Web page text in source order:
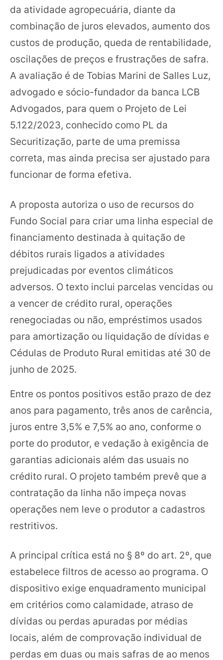
da atividade agropecuária, diante da
combinação de juros elevados, aumento dos
custos de produção, queda de rentabilidade,
oscilações de preços e frustrações de safra.
A avaliação é de Tobias Marini de Salles Luz,
advogado e sócio-fundador da banca LCB
Advogados, para quem o Projeto de Lei
5.122/2023, conhecido como PL da
Securitização, parte de uma premissa
correta, mas ainda precisa ser ajustado para
funcionar de forma efetiva.
A proposta autoriza o uso de recursos do
Fundo Social para criar uma linha especial de
financiamento destinada à quitação de
débitos rurais ligados a atividades
prejudicadas por eventos climáticos
adversos. O texto inclui parcelas vencidas ou
a vencer de crédito rural, operações
renegociadas ou não, empréstimos usados
para amortização ou liquidação de dívidas e
Cédulas de Produto Rural emitidas até 30 de
junho de 2025.
Entre os pontos positivos estão prazo de dez
anos para pagamento, três anos de carência,
juros entre 3,5% e 7,5% ao ano, conforme o
porte do produtor, e vedação à exigência de
garantias adicionais além das usuais no
crédito rural. O projeto também prevê que a
contratação da linha não impeça novas
operações nem leve o produtor a cadastros
restritivos.
A principal crítica está no § 8º do art. 2º, que
estabelece filtros de acesso ao programa. O
dispositivo exige enquadramento municipal
em critérios como calamidade, atraso de
dívidas ou perdas apuradas por médias
locais, além de comprovação individual de
perdas em duas ou mais safras de ao menos